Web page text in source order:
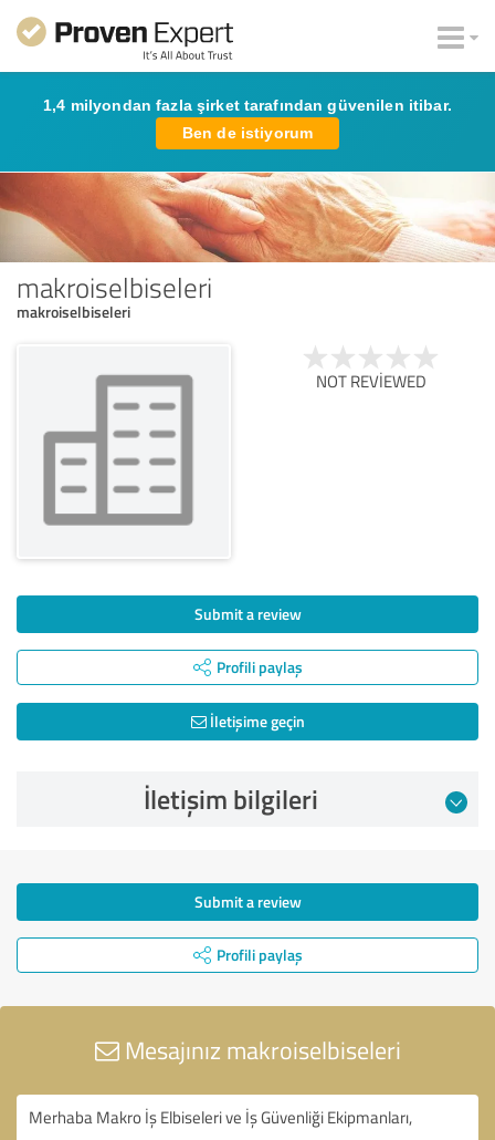
1,4 milyondan fazla şirket tarafından güvenilen itibar.
Ben de istiyorum
makroiselbiseleri
makroiselbiseleri
NOT REVIEWED
Submit a review
Profili paylaş
İletişime geçin
İletişim bilgileri
Submit a review
Profili paylaş
Mesajınız makroiselbiseleri